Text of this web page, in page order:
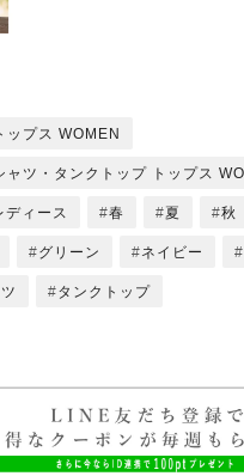
ップス WOMEN
ャツ・タンクトップ トップス
ディース 春 夏 秋
グリーン ネイビー
タンクトップ